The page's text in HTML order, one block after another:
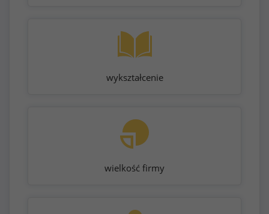
wykształcenie
wielkość firmy